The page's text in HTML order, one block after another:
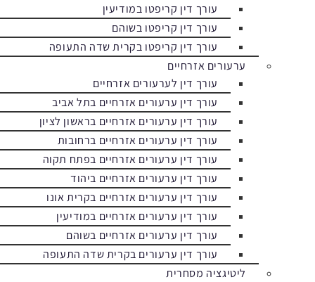
עורך דין קריפטו במודיעין
עורך דין קריפטו בשוהם
עורך דין קריפטו בקרית שדה התעופה
ערעורים אזרחיים
עורך דין לערעורים אזרחיים
עורך דין ערעורים אזרחיים בתל אביב
עורך דין ערעורים אזרחיים בראשון לציון
עורך דין ערעורים אזרחיים ברחובות
עורך דין ערעורים אזרחיים בפתח תקוה
עורך דין ערעורים אזרחיים ביהוד
עורך דין ערעורים אזרחיים בקרית אונו
עורך דין ערעורים אזרחיים במודיעין
עורך דין ערעורים אזרחיים בשוהם
עורך דין ערעורים בקרית שדה התעופה
ליטיגציה מסחרית